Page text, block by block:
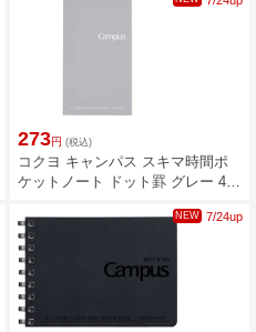
273円 (税込)
コクヨ キャンパス スキマ時間ポ
ケットノート ドット罫 グレー 40
NEW 7/24up